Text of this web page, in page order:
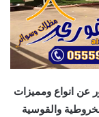
عن انواع ومميزات
والقوسية